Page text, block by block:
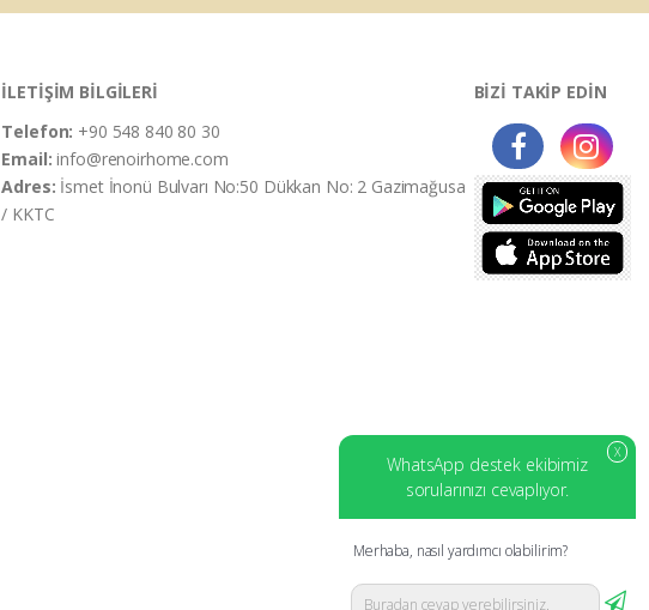
İLETİŞİM BİLGİLERİ
Telefon: +90 548 840 80 30
Email:info@renoirhome.com
Adres: İsmet İnonü Bulvarı No:50 Dükkan No: 2 Gazimağusa
/ KKTC
BİZİ TAKİP EDİN
X
WhatsApp destek ekibimiz
sorularınızı cevaplıyor.
Merhaba, nasıl yardımcı olabilirim?